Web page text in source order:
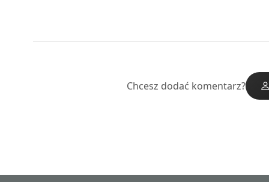
Chcesz dodać komentarz?